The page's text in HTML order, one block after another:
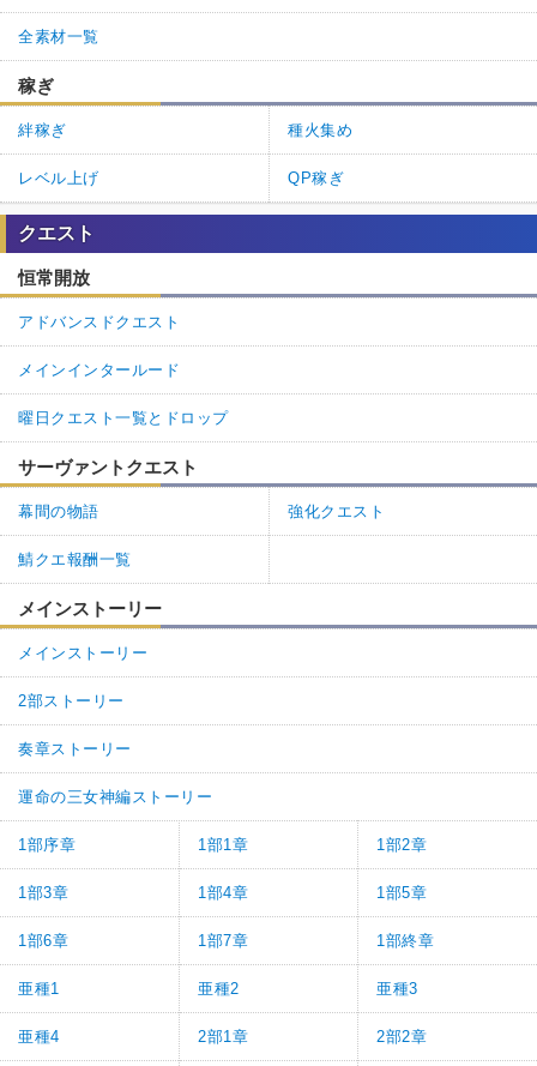
全素材一覧
稼ぎ
絆稼ぎ 種火集め
レベル上げ QP稼ぎ
クエスト
恒常開放
アドバンスドクエスト
メインインタールード
曜日クエスト一覧とドロップ
サーヴァントクエスト
幕間の物語 強化クエスト
鯖クエ報酬一覧
メインストーリー
メインストーリー
2部ストーリー
奏章ストーリー
運命の三女神編ストーリー
1部序章 1部1章 1部2章
1部3章 1部4章 1部5章
1部6章 1部7章 1部終章
亜種1 亜種2 亜種3
亜種4 2部1章 2部2章